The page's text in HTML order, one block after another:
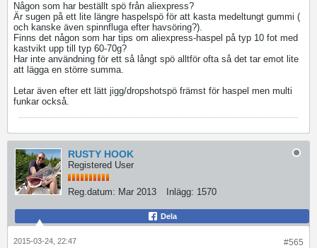
Någon som har beställt spö från aliexpress?
Är sugen på ett lite längre haspelspö för att kasta medeltungt gummi (
och kanske även spinnfluga efter havsöring?).
Finns det någon som har tips om aliexpress-haspel på typ 10 fot med
kastvikt upp till typ 60-70g?
Har inte användning för ett så långt spö alltför ofta så det tar emot lite
att lägga en större summa.
Letar även efter ett lätt jigg/dropshotspö främst för haspel men multi
funkar också.
RUSTY HOOK
Registered User
Reg.datum: Mar 2013 Inlägg: 1570
Dela
#565
2015-03-24, 22:47